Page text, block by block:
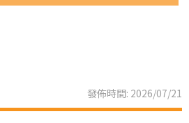
發佈時間: 2026/07/21